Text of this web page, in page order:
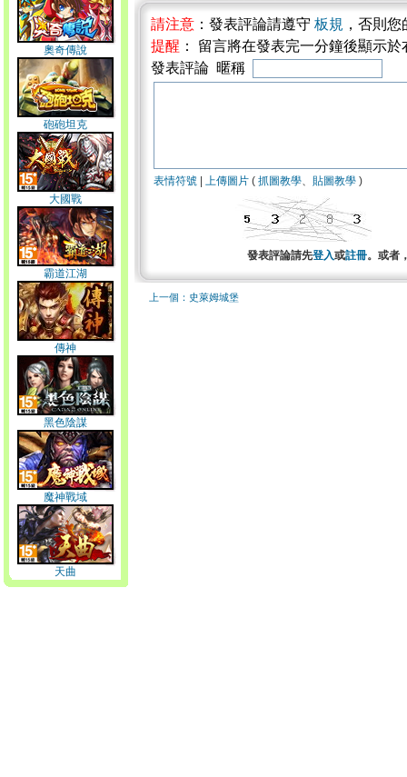
奧奇傳說
砲砲坦克
大國戰
霸道江湖
傳神
黑色陰謀
魔神戰域
天曲
請注意 ：發表評論請遵守 板規 ，否則
提醒 ： 留言將在發表完一分鐘後顯示
發表評論 暱稱
表情符號 上傳圖片 ( 抓圖教學、 貼圖教學 )
發表評論請先登入或註冊。或者
上一個：史萊姆城堡